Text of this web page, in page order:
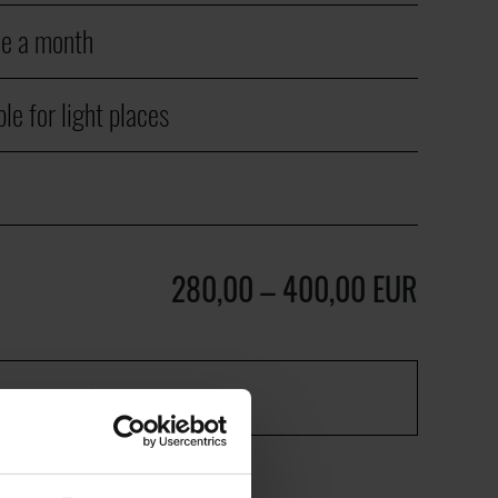
a month
for light places
280,00–400,00 EUR
TO WHISHLIST